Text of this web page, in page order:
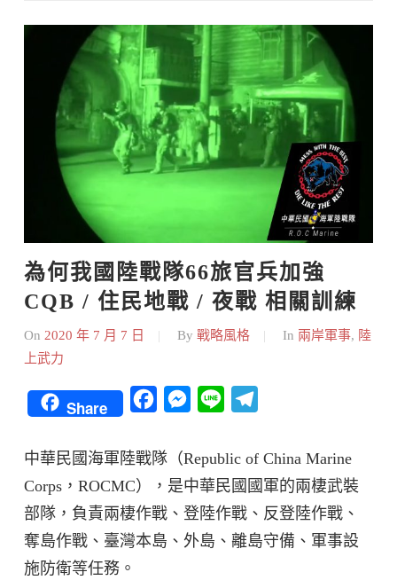
為何我國陸戰隊66旅官兵加強
CQB / 住民地戰 / 夜戰 相關訓練
On 2020 年 7 月 7 日 By 戰略風格 In 兩岸軍事, 陸
上武力
Share FacebookMessenger
Line
中華民國海軍陸戰隊（Republic of China Marine
Corps，ROCMC），是中華民國國軍的兩棲武裝
部隊，負責兩棲作戰、登陸作戰、反登陸作戰、
奪島作戰、臺灣本島、外島、離島守備、軍事設
施防衛等任務。